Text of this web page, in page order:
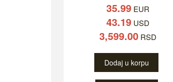
35.99EUR
43.19USD
3,599.00RSD
Dodaj u korpu